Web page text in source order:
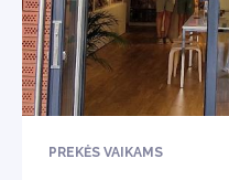
PREKĖS VAIKAMS